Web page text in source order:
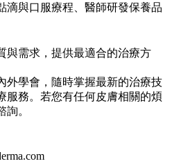
滴與口服療程、醫師研發保養品
與需求，提供最適合的治療方
外學會，隨時掌握最新的治療技
服務。若您有任何皮膚相關的煩
。